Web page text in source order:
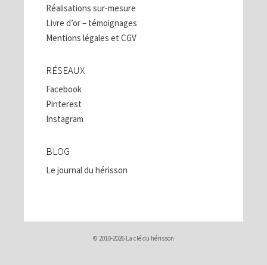
Réalisations sur-mesure
Livre d’or – témoignages
Mentions légales et CGV
RÉSEAUX
Facebook
Pinterest
Instagram
BLOG
Le journal du hérisson
© 2010-2026 La clé du hérisson